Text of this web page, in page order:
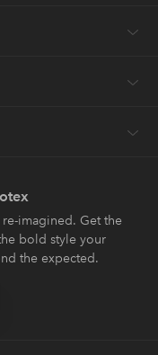
imagined. Get the
bold style your
the expected.